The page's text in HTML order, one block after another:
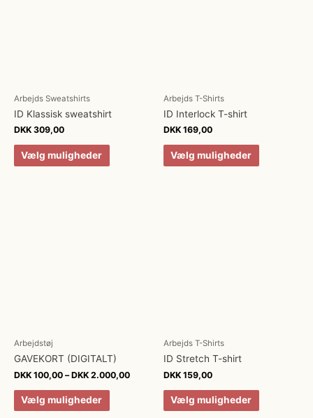
Arbejds Sweatshirts
ID Klassisk sweatshirt
DKK 309,00
Vælg muligheder
Arbejds T-Shirts
ID Interlock T-shirt
DKK 169,00
Vælg muligheder
Arbejdstøj
GAVEKORT (DIGITALT)
DKK 100,00 –DKK 2.000,00
Vælg muligheder
Arbejds T-Shirts
ID Stretch T-shirt
DKK 159,00
Vælg muligheder